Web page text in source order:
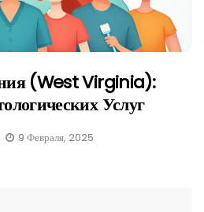
(West Virginia):
Услуг
9 Февраля, 2025